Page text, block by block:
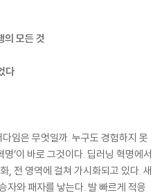
의 모든 것
다
임은 무엇일까. 누구도 경험하지 못
’이 바로 그것이다. 딥러닝 혁명에서
, 전 영역에 걸쳐 가시화되고 있다. 새
자와 패자를 낳는다. 발 빠르게 적응